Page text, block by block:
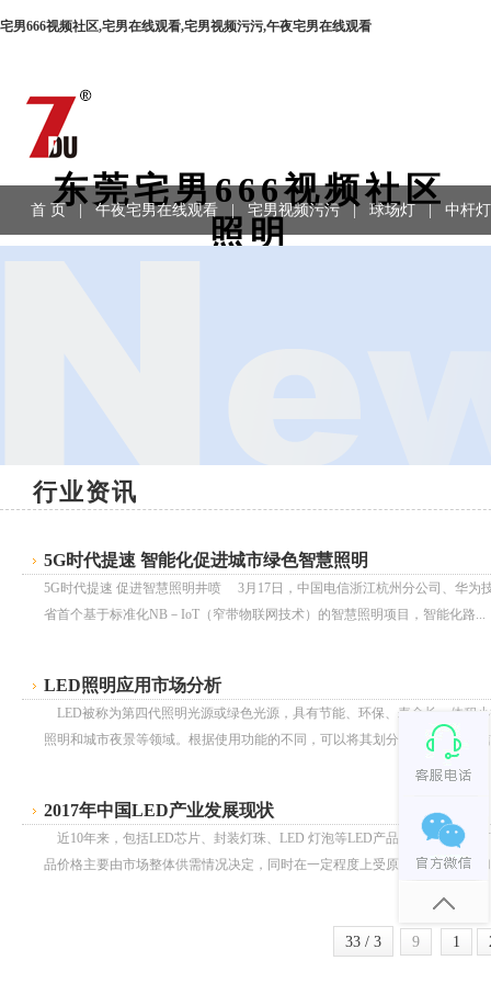
宅男666视频社区,宅男在线观看,宅男视频污污,午夜宅男在线观看
东莞宅男666视频社区
照明
首 页 午夜宅男在线观看 宅男视频污污 | 球场灯 中杆灯
行业资讯
5G时代提速 智能化促进城市绿色智慧照明
5G时代提速 促进智慧照明井喷 3月17日，中国电信浙江杭州分公司、华为
省首个基于标准化NB－IoT（窄带物联网技术）的智慧照明项目，智能化路...
LED照明应用市场分析
LED被称为第四代照明光源或绿色光源，具有节能、环保、寿命长、体积
照明和城市夜景等领域。根据使用功能的不同，可以将其划分为信息显示、
2017年中国LED产业发展现状
近10年来，包括LED芯片、封装灯珠、LED 灯泡等LED产品价格呈现快速
品价格主要由市场整体供需情况决定，同时在一定程度上受原材料价格变动
33 / 3 9 1